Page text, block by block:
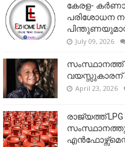
കേരള-
പരിശോധന
July 09, 2026
സംസ്ഥാനത്ത്
വയസ്സുകാരന്
April 23, 2026
രാജ്യത്ത് LPG